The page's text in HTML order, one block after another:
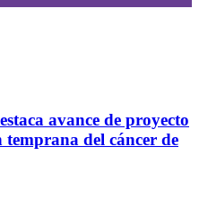
avance de proyecto
del cáncer de